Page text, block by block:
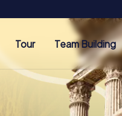
Tour Team Building